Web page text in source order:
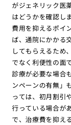
がジェネリック医
はどうかを確認し
費用を抑えるポイ
ば、通院にかかる
してもらえるため
でなく利便性の面
診療が必要な場合
ンペーンの有無」
っては、初月割引
行っている場合が
で、治療費を抑え